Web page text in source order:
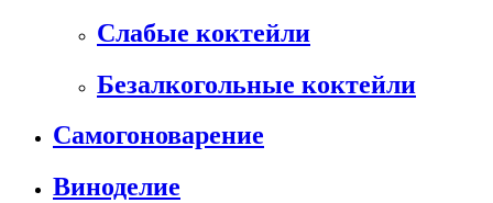
Слабые коктейли
Безалкогольные коктейли
Самогоноварение
Виноделие